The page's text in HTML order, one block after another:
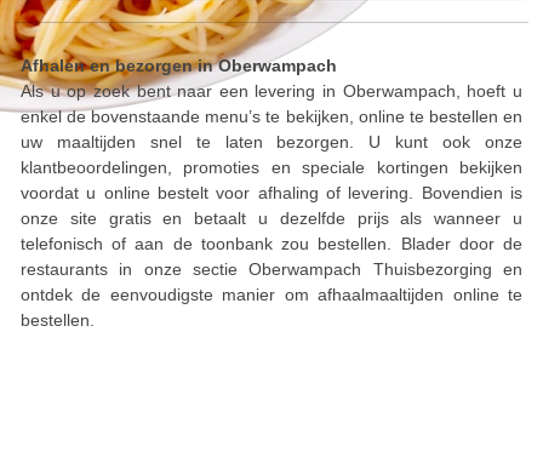
Afhalen en bezorgen in Oberwampach
Als u op zoek bent naar een levering in Oberwampach, hoeft u
enkel de bovenstaande menu’s te bekijken, online te bestellen en
uw maaltijden snel te laten bezorgen. U kunt ook onze
klantbeoordelingen, promoties en speciale kortingen bekijken
voordat u online bestelt voor afhaling of levering. Bovendien is
onze site gratis en betaalt u dezelfde prijs als wanneer u
telefonisch of aan de toonbank zou bestellen. Blader door de
restaurants in onze sectie Oberwampach Thuisbezorging en
ontdek de eenvoudigste manier om afhaalmaaltijden online te
bestellen.